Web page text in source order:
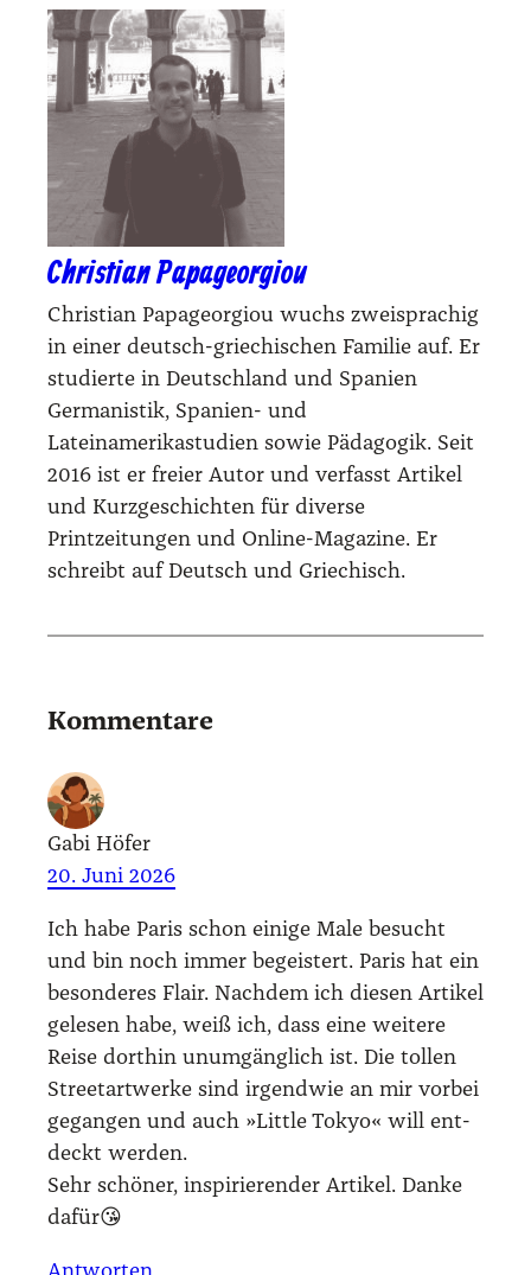
Christian Papageorgiou
Christian Papageorgiou wuchs zweisprachig
in einer deutsch-griechischen Familie auf. Er
studierte in Deutschland und Spanien
Germanistik, Spanien- und
Lateinamerikastudien sowie Pädagogik. Seit
2016 ist er freier Autor und verfasst Artikel
und Kurzgeschichten für diverse
Printzeitungen und Online-Magazine. Er
schreibt auf Deutsch und Griechisch.
Kommentare
Gabi Höfer
20. Juni 2026
Ich habe Paris schon eini­ge Male besucht
und bin noch immer begeis­tert. Paris hat ein
beson­de­res Flair. Nach­dem ich die­sen Arti­kel
gele­sen habe, weiß ich, dass eine wei­te­re
Rei­se dort­hin unum­gäng­lich ist. Die tol­len
Street­art­wer­ke sind irgend­wie an mir vor­bei
gegan­gen und auch »Litt­le Tokyo« will ent­
deckt wer­den.
Sehr schö­ner, inspi­rie­ren­der Arti­kel. Dan­ke
dafür😘